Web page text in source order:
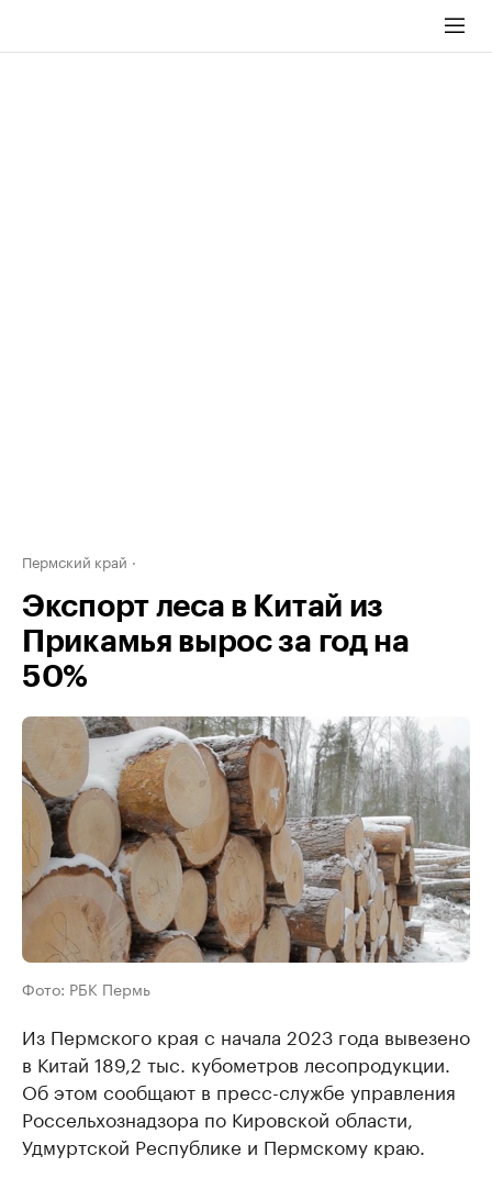
Пермский край
Экспорт леса в Китай из
Прикамья вырос за год на
50%
Фото: РБК Пермь
Из Пермского края с начала 2023 года вывезено
в Китай 189,2 тыс. кубометров лесопродукции.
Об этом сообщают в пресс-службе управления
Россельхознадзора по Кировской области,
Удмуртской Республике и Пермскому краю.